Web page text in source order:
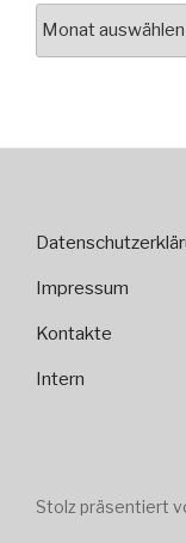
Impressum
Kontakte
Intern
Stolz präsentiert